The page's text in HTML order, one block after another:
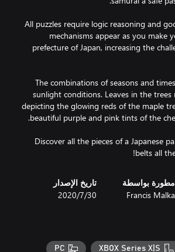
All puzzles require logic reasoning and
mechanisms appear as you make
prefecture of Japan, increasing the
The combinations of seasons and
sunlight conditions. Leaves in the trees
depicting the glowing reds of the maple
Discover all the pieces of a Japanese
belts all
مطورة بواسطة
Francis Malka
تاريخ الإصدار
30‏/7‏/2020
XBOX Series X|S
PC